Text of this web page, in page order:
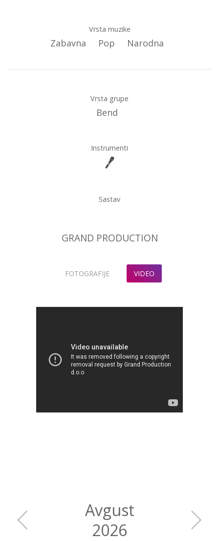
Vrsta muzike
Zabavna Pop Narodna
Vrsta grupe
Bend
Instrumenti
Sastav
GRAND PRODUCTION
FOTOGRAFIJE VIDEO
Avgust
2026